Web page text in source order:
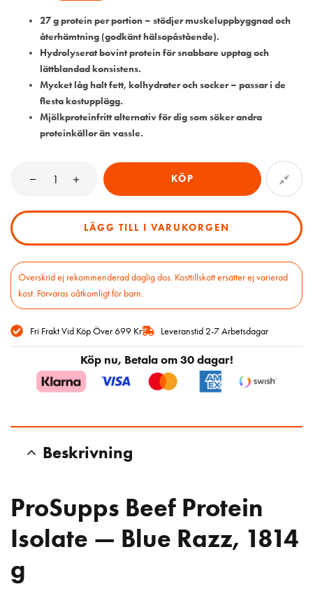
27 g protein per portion – stödjer muskeluppbyggnad och
återhämtning (godkänt hälsopåstående).
Hydrolyserat bovint proteinför snabbare upptag och
lättblandad konsistens.
Mycket låg halt fett, kolhydrater och socker– passar i de
flesta kostupplägg.
Mjölkproteinfritt alternativför dig som söker andra
proteinkällor än vassle.
KÖP
LÄGG TILL I VARUKORGEN
Överskrid ej rekommenderad daglig dos. Kosttillskott ersätter ej varierad
kost. Förvaras oåtkomligt för barn.
Fri Frakt Vid Köp Över 699 Kr Leveranstid 2-7 Arbetsdagar
Köp nu, Betala om 30 dagar!
Beskrivning
ProSupps Beef Protein
Isolate — Blue Razz, 1814
g